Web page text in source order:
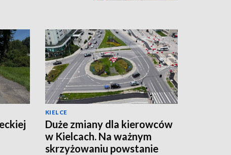
KIELCE
Duże zmiany dla kierowców
w Kielcach. Na ważnym
skrzyżowaniu powstanie